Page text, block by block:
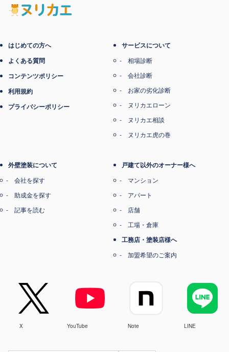
はじめての方へ
よくある質問
コンテンツポリシー
利用規約
プライバシーポリシー
サービスについて
相場診断
会社診断
お家の劣化診断
ヌリカエローン
ヌリカエ相談
ヌリカエ虎の巻
外壁塗装について
会社を探す
助成金を探す
記事を読む
戸建て以外のオーナー様へ
マンション
アパート
店舗
工場・倉庫
工務店・塗装店様へ
加盟希望のご案内
X YouTube Note LINE